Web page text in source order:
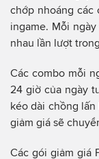
chớp nhoáng các
ingame. Mỗi
nhau lần lượt
Các combo mỗi
24 giờ của ngày
kéo dài chồng
giảm giá sẽ
Các gói giảm giá